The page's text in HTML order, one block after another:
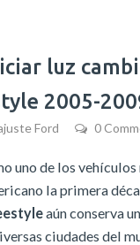
luz
2005-
Ford 0
uno de los vehículos
la primera
aún conserva
ciudades del